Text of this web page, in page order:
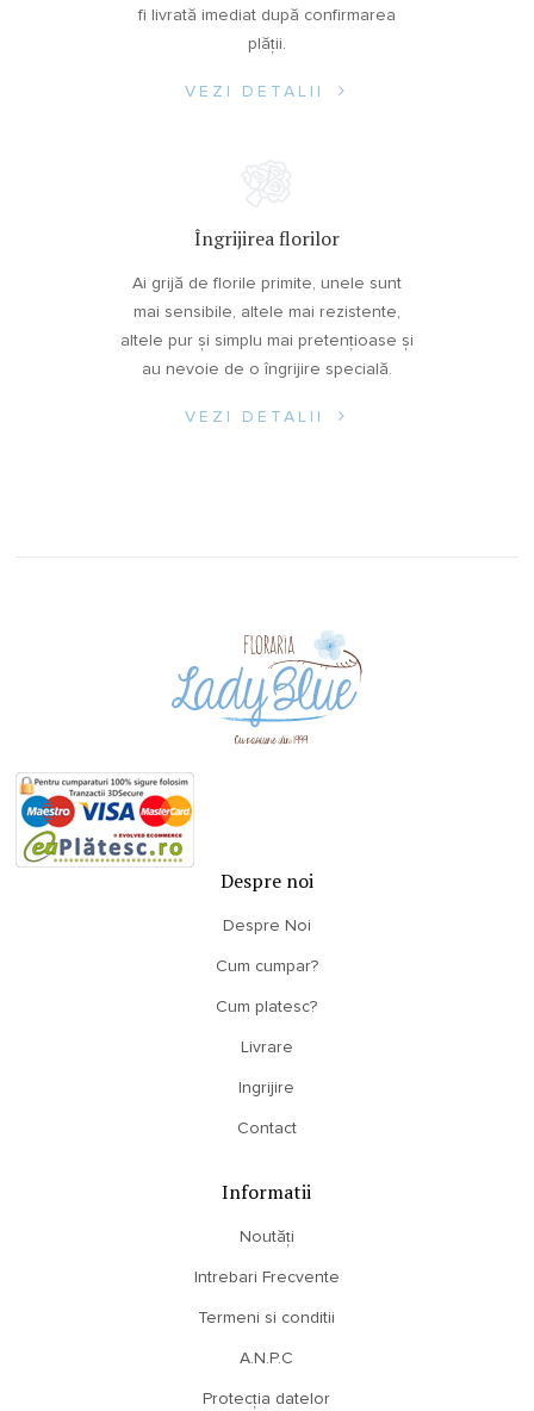
fi livrată imediat după confirmarea
plății.
VEZI DETALII
Îngrijirea florilor
Ai grijă de florile primite, unele sunt
mai sensibile, altele mai rezistente,
altele pur și simplu mai pretențioase și
au nevoie de o îngrijire specială.
VEZI DETALII
Despre noi
Despre Noi
Cum cumpar?
Cum platesc?
Livrare
Ingrijire
Contact
Informatii
Noutăți
Intrebari Frecvente
Termeni si conditii
A.N.P.C
Protecția datelor